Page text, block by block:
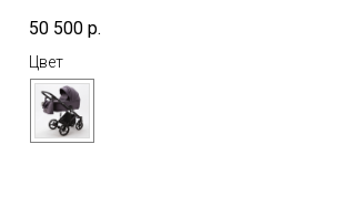
50 500 р.
Цвет